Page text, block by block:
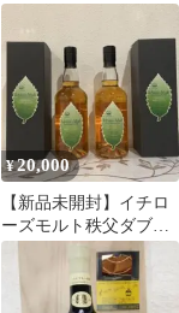
ドエディション 700ml
¥20,000
【新品未開封】イチロ
ーズモルト秩父ダブル
ディスティラリーズ 2